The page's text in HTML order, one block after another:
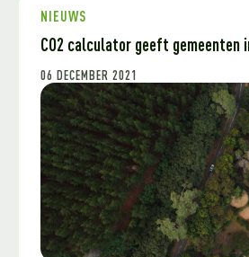
NIEUWS
CO2 calculator geeft gemeenten
06 DECEMBER 2021